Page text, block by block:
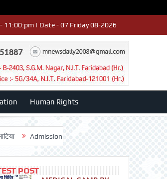
11:00:pm | Date - 07 Friday 08-2026
Human Rights
Admission advertisment श्री हनुमान मंदिर 3डी-42 का
POST